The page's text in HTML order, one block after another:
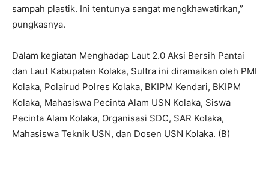
sampah plastik. Ini tentunya sangat mengkhawatirkan,”
pungkasnya.
Dalam kegiatan Menghadap Laut 2.0 Aksi Bersih Pantai
dan Laut Kabupaten Kolaka, Sultra ini diramaikan oleh PMI
Kolaka, Polairud Polres Kolaka, BKIPM Kendari, BKIPM
Kolaka, Mahasiswa Pecinta Alam USN Kolaka, Siswa
Pecinta Alam Kolaka, Organisasi SDC, SAR Kolaka,
Mahasiswa Teknik USN, dan Dosen USN Kolaka. (B)